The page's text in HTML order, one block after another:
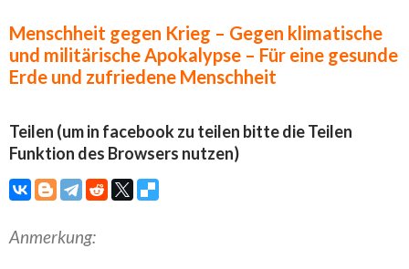
Menschheit gegen Krieg – Gegen klimatische
und militärische Apokalypse – Für eine gesunde
Erde und zufriedene Menschheit
Teilen (um in facebook zu teilen bitte die Teilen
Funktion des Browsers nutzen)
Anmerkung: